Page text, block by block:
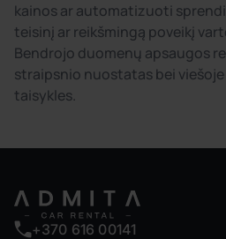
kainos ar automatizuoti
teisinį ar reikšmingą poveikį
Bendrojo duomenų apsaugos
straipsnio nuostatas bei
taisykles.
+370 616 00141